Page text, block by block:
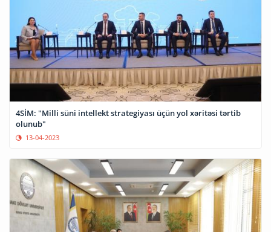
4SİM: "Milli süni intellekt strategiyası üçün yol xəritəsi tərtib
olunub"
13-04-2023